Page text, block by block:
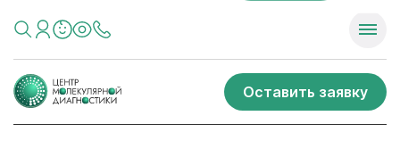
Оставить заявку